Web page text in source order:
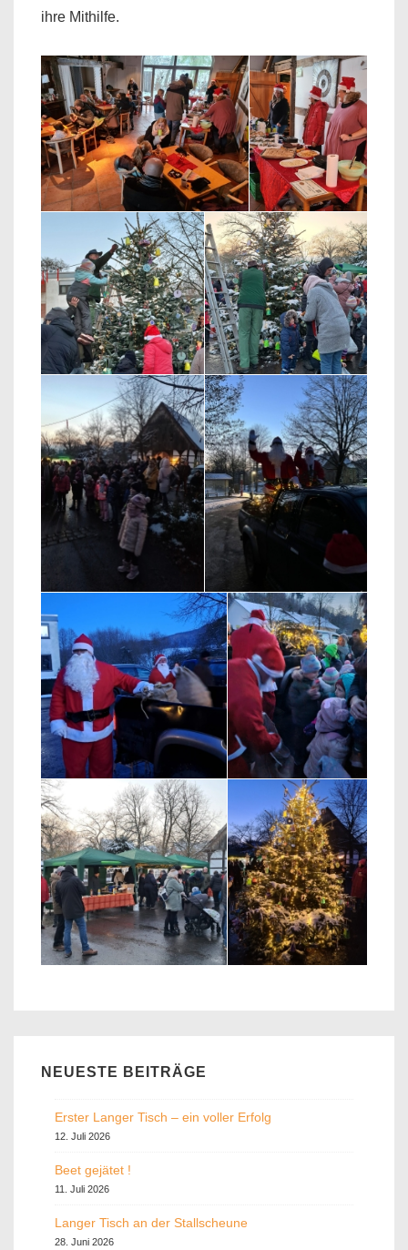
ihre Mithilfe.
NEUESTE BEITRÄGE
Erster Langer Tisch – ein voller Erfolg
12. Juli 2026
Beet gejätet !
11. Juli 2026
Langer Tisch an der Stallscheune
28. Juni 2026